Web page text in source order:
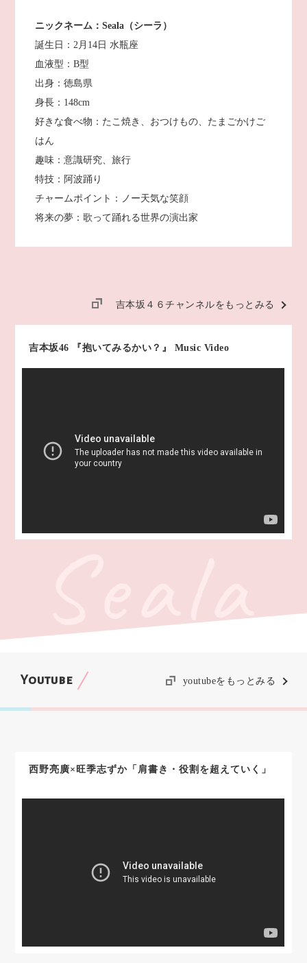
ニックネーム：Seala（シーラ）
誕生日：2月14日 水瓶座
血液型：B型
出身：徳島県
身長：148cm
好きな食べ物：たこ焼き、おつけもの、たまごかけご
はん
趣味：意識研究、旅行
特技：阿波踊り
チャームポイント：ノー天気な笑顔
将来の夢：歌って踊れる世界の演出家
吉本坂４６チャンネルをもっとみる
吉本坂46 『抱いてみるかい？』 Music Video
Youtube youtubeをもっとみる
西野亮廣×旺季志ずか「肩書き・役割を超えていく」